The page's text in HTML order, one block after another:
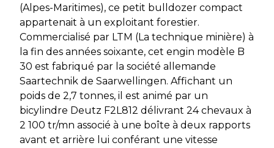
(Alpes-Maritimes), ce petit bulldozer compact
appartenait à un exploitant forestier.
Commercialisé par LTM (La technique minière) à
la fin des années soixante, cet engin modèle B
30 est fabriqué par la société allemande
Saartechnik de Saarwellingen. Affichant un
poids de 2,7 tonnes, il est animé par un
bicylindre Deutz F2L812 délivrant 24 chevaux à
2 100 tr/mn associé à une boîte à deux rapports
avant et arrière lui conférant une vitesse